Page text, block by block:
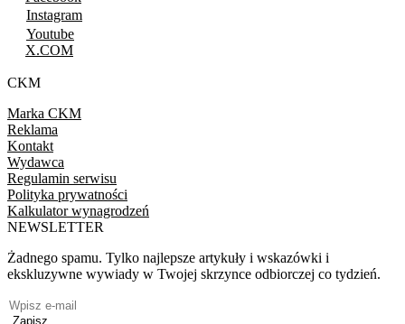
Instagram
Youtube
X.COM
CKM
Marka CKM
Reklama
Kontakt
Wydawca
Regulamin serwisu
Polityka prywatności
Kalkulator wynagrodzeń
NEWSLETTER
Żadnego spamu. Tylko najlepsze artykuły i wskazówki i
ekskluzywne wywiady w Twojej skrzynce odbiorczej co tydzień.
Zapisz